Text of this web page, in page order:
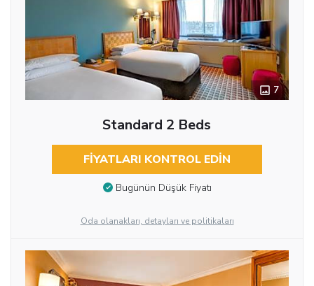
7
Standard 2 Beds
FIYATLARI KONTROL EDIN
Bugünün Düşük Fiyatı
Oda olanakları, detayları ve politikaları